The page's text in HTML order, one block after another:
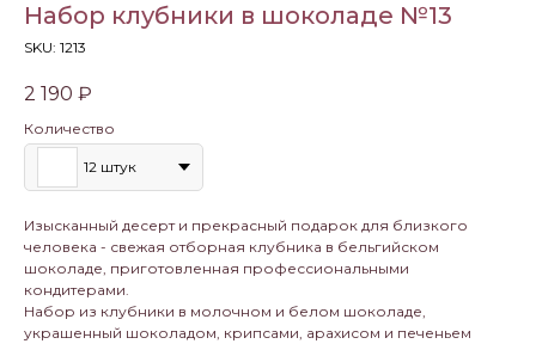
Набор клубники в шоколаде №13
SKU: 1213
2 190 ₽
Количество
12 штук
Изысканный десерт и прекрасный подарок для близкого
человека - свежая отборная клубника в бельгийском
шоколаде, приготовленная профессиональными
кондитерами.
Набор из клубники в молочном и белом шоколаде,
украшенный шоколадом, крипсами, арахисом и печеньем